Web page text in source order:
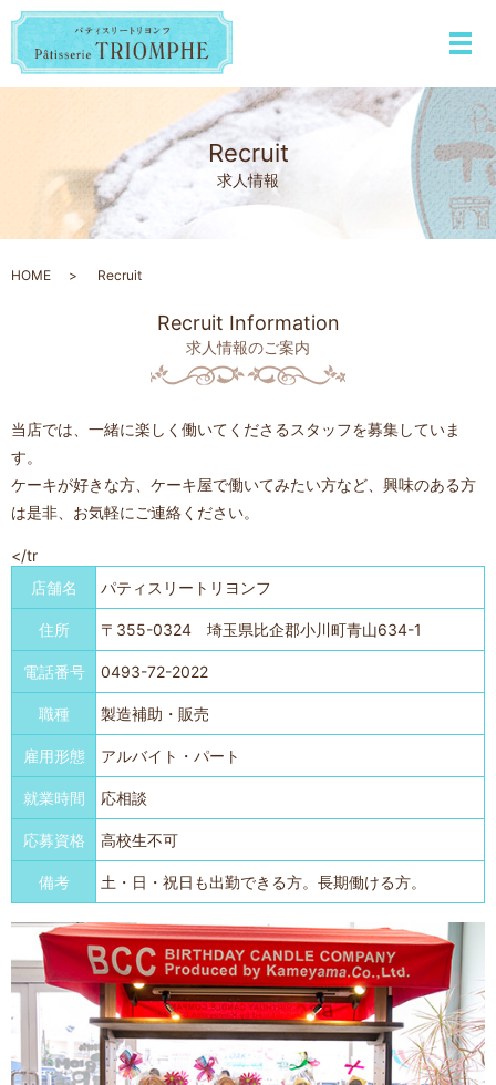
メ
Recruit
求人情報
HOME Recruit
Recruit Information
求人情報のご案内
当店では、一緒に楽しく働いてくださるスタッフを募集していま
す。
ケーキが好きな方、ケーキ屋で働いてみたい方など、興味のある方
は是非、お気軽にご連絡ください。
</tr
店舗名
パティスリートリヨンフ
住所 〒355-0324 埼玉県比企郡小川町青山634-1
電話番号 0493-72-2022
職種 製造補助・販売
雇用形態 アルバイト・パート
就業時間 応相談
応募資格 高校生不可
備考 土・日・祝日も出勤できる方。長期働ける方。